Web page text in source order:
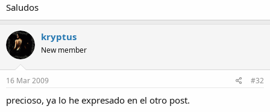
Saludos
kryptus
New member
16 Mar 2009 #32
precioso, ya lo he expresado en el otro post.